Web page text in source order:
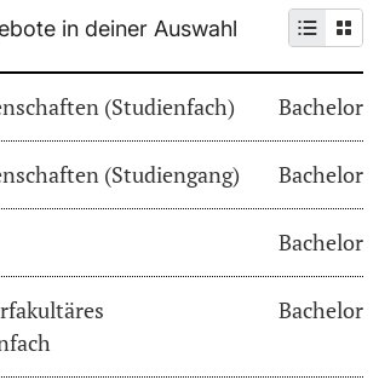
Doktorierende
Fördernde & Alumni
Veranstaltungen & Schnuppern
in deiner Auswahl
(Studienfach) Bachelor
(Studiengang) Bachelor
Bachelor
Bachelor